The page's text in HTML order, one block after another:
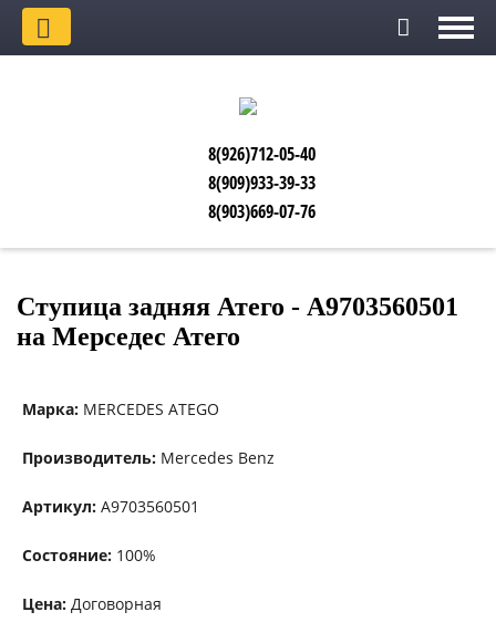
8(926)712-05-40
8(909)933-39-33
8(903)669-07-76
Ступица задняя Атего - А9703560501
на Мерседес Атего
Марка: MERCEDES ATEGO
Производитель: Mercedes Benz
Артикул: А9703560501
Состояние: 100%
Цена: Договорная